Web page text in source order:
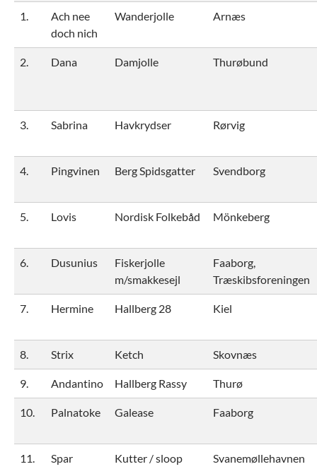
1.
Ach nee
doch nich
Wanderjolle Arnæs
2. Dana Damjolle Thurøbund
3. Sabrina Havkrydser Rørvig
4. Pingvinen Berg Spidsgatter Svendborg
5. Lovis Nordisk Folkebåd Mönkeberg
6. Dusunius
Fiskerjolle
m/smakkesejl
Faaborg,
Træskibsforeningen
7. Hermine Hallberg 28 Kiel
8. Strix Ketch Skovnæs
9. Andantino Hallberg Rassy Thurø
10. Palnatoke Galease Faaborg
11. Spar Kutter / sloop Svanemøllehavnen